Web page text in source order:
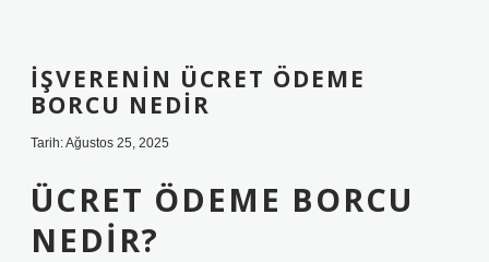
İŞVERENIN ÜCRET ÖDEME
BORCU NEDIR
Tarih: Ağustos 25, 2025
ÜCRET ÖDEME BORCU
NEDIR?